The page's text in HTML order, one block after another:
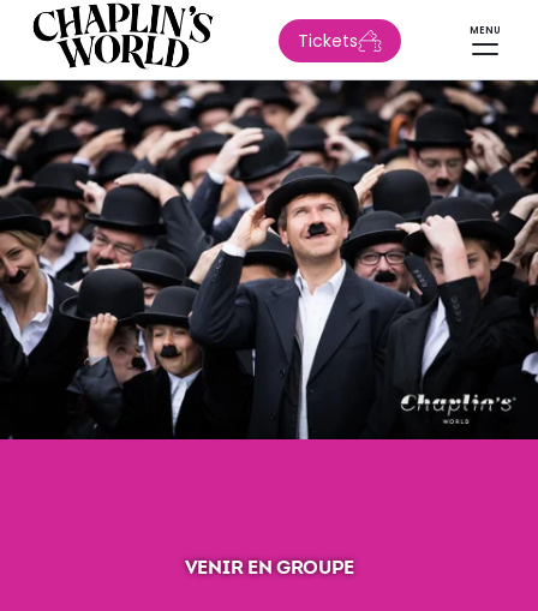
Tickets MENU
VENIR EN GROUPE